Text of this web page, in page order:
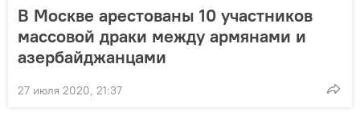
В Москве арестованы 10 участников
массовой драки между армянами и
азербайджанцами
27 июля 2020, 21:37